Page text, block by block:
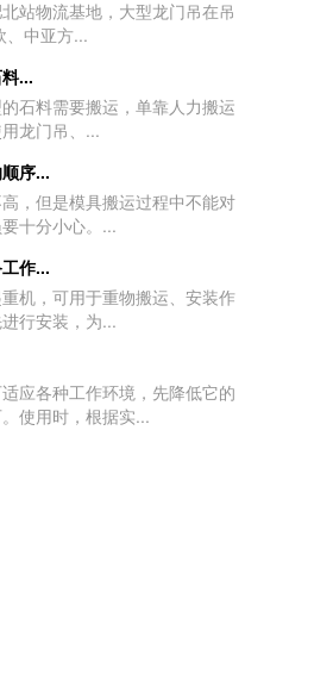
站物流基地，大型龙门吊在吊
、中亚方...
...
石料需要搬运，单靠人力搬运
龙门吊、...
序...
，但是模具搬运过程中不能对
十分小心。...
作...
机，可用于重物搬运、安装作
行安装，为...
应各种工作环境，先降低它的
使用时，根据实...